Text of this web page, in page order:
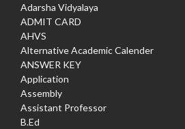
Adarsha Vidyalaya
ADMIT CARD
AHVS
Alternative Academic Calender
ANSWER KEY
Application
Assembly
Assistant Professor
B.Ed